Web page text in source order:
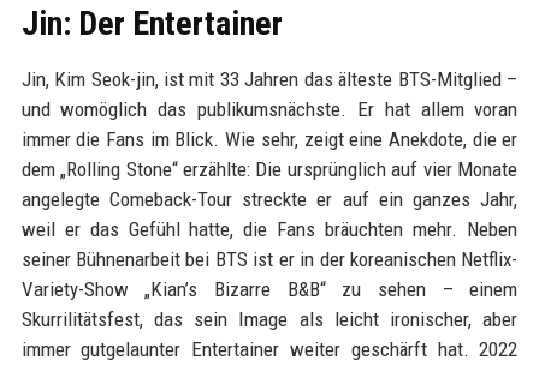
Jin: Der Entertainer
Jin, Kim Seok-jin, ist mit 33 Jahren das älteste BTS-Mitglied –
und womöglich das publikumsnächste. Er hat allem voran
immer die Fans im Blick. Wie sehr, zeigt eine Anekdote, die er
dem „Rolling Stone“ erzählte: Die ursprünglich auf vier Monate
angelegte Comeback-Tour streckte er auf ein ganzes Jahr,
weil er das Gefühl hatte, die Fans bräuchten mehr. Neben
seiner Bühnenarbeit bei BTS ist er in der koreanischen Netflix-
Variety-Show „Kian’s Bizarre B&B“ zu sehen – einem
Skurrilitätsfest, das sein Image als leicht ironischer, aber
immer gutgelaunter Entertainer weiter geschärft hat. 2022